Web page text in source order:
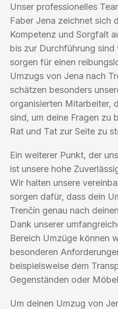
Unser professionelles
Faber Jena zeichnet sich
Kompetenz und Sorgfalt
bis zur Durchführung sind
sorgen für einen
Umzugs von Jena nach
schätzen besonders
organisierten Mitarbeiter,
sind, um deine Fragen zu
Rat und Tat zur Seite zu
Ein weiterer Punkt, der
ist unsere hohe
Wir halten unsere
sorgen dafür, dass dein
Trenčín genau nach
Dank unserer
Bereich Umzüge können
besonderen
beispielsweise dem
Gegenständen oder
Um deinen Umzug von